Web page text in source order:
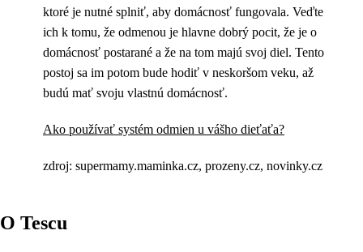
ktoré je nutné splniť, aby domácnosť fungovala. Veďte
ich k tomu, že odmenou je hlavne dobrý pocit, že je o
domácnosť postarané a že na tom majú svoj diel. Tento
postoj sa im potom bude hodiť v neskoršom veku, až
budú mať svoju vlastnú domácnosť.
Ako používať systém odmien u vášho dieťaťa?
zdroj: supermamy.maminka.cz, prozeny.cz, novinky.cz
O Tescu